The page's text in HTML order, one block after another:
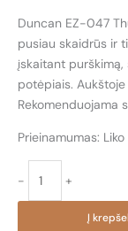
Duncan EZ-047
pusiau skaidrūs ir
įskaitant
potėpiais.
Rekomenduojama
Prieinamumas: Liko
-
kiekis:
+
Į